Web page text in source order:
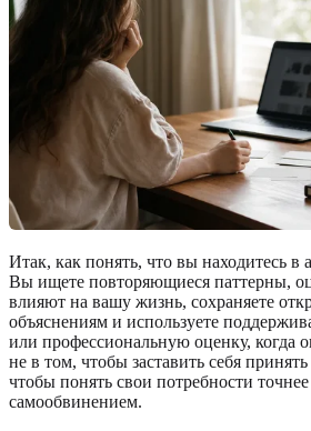
Итак, как понять, что вы находитесь в
Вы ищете повторяющиеся паттерны,
влияют на вашу жизнь, сохраняете
объяснениям и используете
или профессиональную оценку, когда
не в том, чтобы заставить себя
чтобы понять свои потребности
самообвинением.